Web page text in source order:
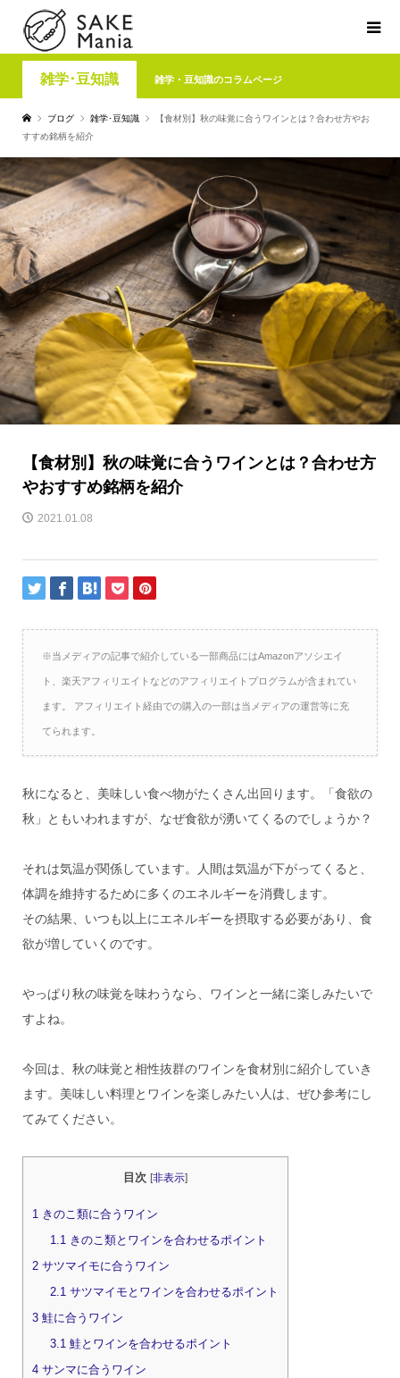
雑学･豆知識 雑学・豆知識のコラムページ
ブログ 雑学･豆知識
【食材別】秋の味覚に合うワインとは？合わせ方やお
すすめ銘柄を紹介
【食材別】秋の味覚に合うワインとは？合わせ方
やおすすめ銘柄を紹介
2021.01.08
※当メディアの記事で紹介している一部商品にはAmazonアソシエイ
ト、楽天アフィリエイトなどのアフィリエイトプログラムが含まれてい
ます。 アフィリエイト経由での購入の一部は当メディアの運営等に充
てられます。
秋になると、美味しい食べ物がたくさん出回ります。「食欲の
秋」ともいわれますが、なぜ食欲が湧いてくるのでしょうか？
それは気温が関係しています。人間は気温が下がってくると、
体調を維持するために多くのエネルギーを消費します。
その結果、いつも以上にエネルギーを摂取する必要があり、食
欲が増していくのです。
やっぱり秋の味覚を味わうなら、ワインと一緒に楽しみたいで
すよね。
今回は、秋の味覚と相性抜群のワインを食材別に紹介していき
ます。美味しい料理とワインを楽しみたい人は、ぜひ参考にし
てみてください。
目次 [非表示]
1きのこ類に合うワイン
1.1きのこ類とワインを合わせるポイント
2サツマイモに合うワイン
2.1サツマイモとワインを合わせるポイント
3鮭に合うワイン
3.1鮭とワインを合わせるポイント
4サンマに合うワイン